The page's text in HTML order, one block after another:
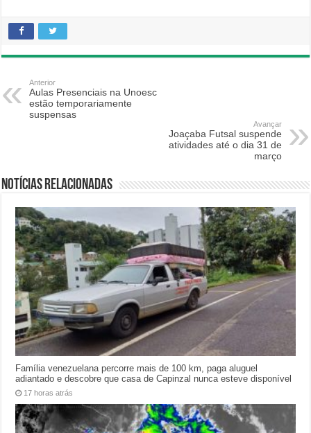
Anterior
Aulas Presenciais na Unoesc
estão temporariamente
suspensas
Avançar
Joaçaba Futsal suspende
atividades até o dia 31 de
março
Notícias relacionadas
Família venezuelana percorre mais de 100 km, paga aluguel
adiantado e descobre que casa de Capinzal nunca esteve disponível
17 horas atrás